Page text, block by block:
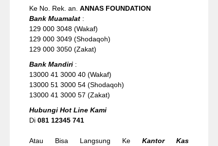
Ke No. Rek. an. ANNAS FOUNDATION
Bank Muamalat :
129 000 3048 (Wakaf)
129 000 3049 (Shodaqoh)
129 000 3050 (Zakat)
Bank Mandiri :
13000 41 3000 40 (Wakaf)
13000 51 3000 54 (Shodaqoh)
13000 41 3000 57 (Zakat)
Hubungi Hot Line Kami
Di 081 12345 741
Atau Bisa Langsung Ke Kantor Kas